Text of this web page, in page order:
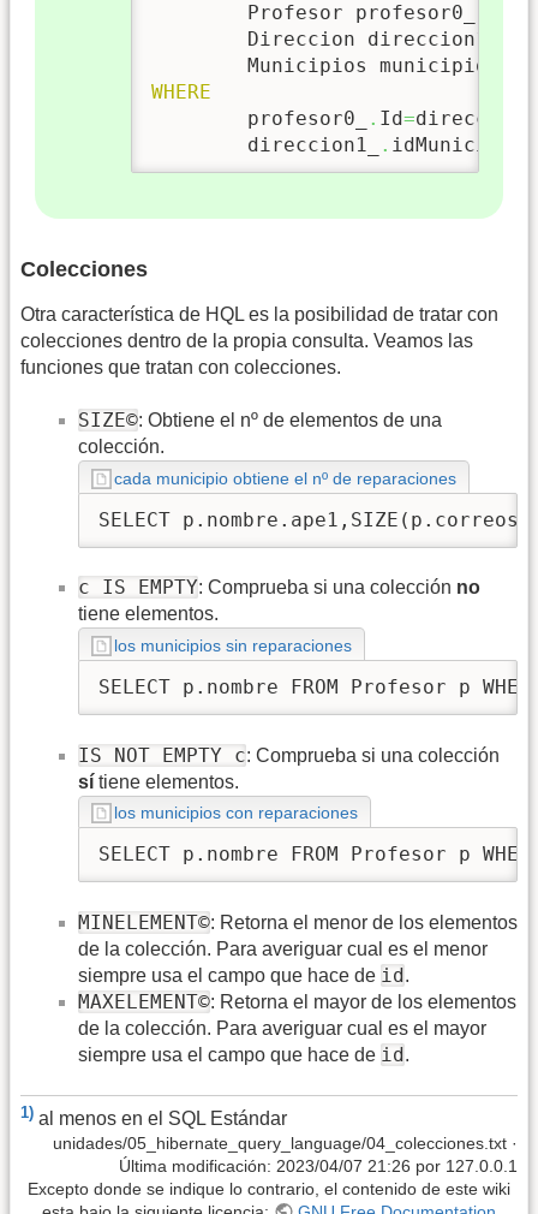
	Profesor profesor0_
	Direccion direccion1_
WHERE
	profesor0_
. Id=
	direccion1_
. idMunicipio
Colecciones
Otra característica de HQL es la posibilidad de tratar con
colecciones dentro de la propia consulta. Veamos las
funciones que tratan con colecciones.
SIZE©: Obtiene el nº de elementos de una
colección.
cada municipio obtiene el nº de reparaciones
SELECT
c IS EMPTY: Comprueba si una colección no
tiene elementos.
los municipios sin reparaciones
SELECT p.nombre FROM Profesor p
IS NOT EMPTY c: Comprueba si una colección
sí tiene elementos.
los municipios con reparaciones
SELECT p.nombre FROM Profesor p
MINELEMENT©: Retorna el menor de los elementos
de la colección. Para averiguar cual es el menor
siempre usa el campo que hace de id.
MAXELEMENT©: Retorna el mayor de los elementos
de la colección. Para averiguar cual es el mayor
siempre usa el campo que hace de id.
1) al menos en el SQL Estándar
unidades/05_hibernate_query_language/04_colecciones.txt ·
Última modificación: 2023/04/07 21:26 por 127.0.0.1
Excepto donde se indique lo contrario, el contenido de este wiki